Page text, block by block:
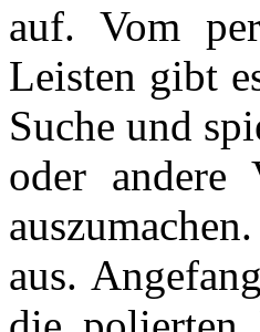
auf. Vom
Leisten gibt
Suche und
oder andere
aus.